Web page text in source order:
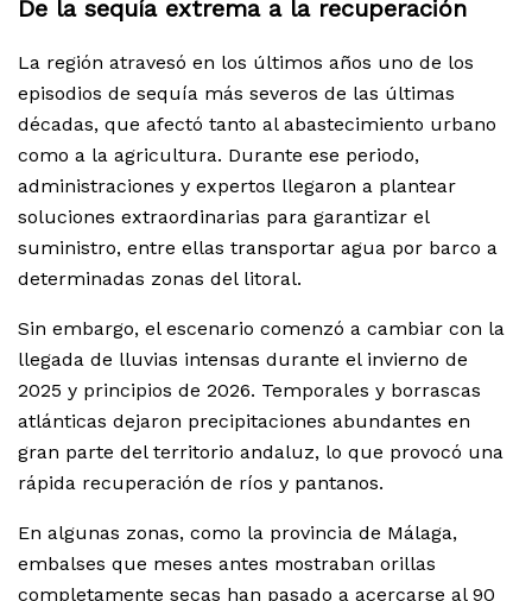
De la sequía extrema a la recuperación
La región atravesó en los últimos años uno de los
episodios de sequía más severos de las últimas
décadas, que afectó tanto al abastecimiento urbano
como a la agricultura. Durante ese periodo,
administraciones y expertos llegaron a plantear
soluciones extraordinarias para garantizar el
suministro, entre ellas transportar agua por barco a
determinadas zonas del litoral.
Sin embargo, el escenario comenzó a cambiar con la
llegada de lluvias intensas durante el invierno de
2025 y principios de 2026. Temporales y borrascas
atlánticas dejaron precipitaciones abundantes en
gran parte del territorio andaluz, lo que provocó una
rápida recuperación de ríos y pantanos.
En algunas zonas, como la provincia de Málaga,
embalses que meses antes mostraban orillas
completamente secas han pasado a acercarse al 90